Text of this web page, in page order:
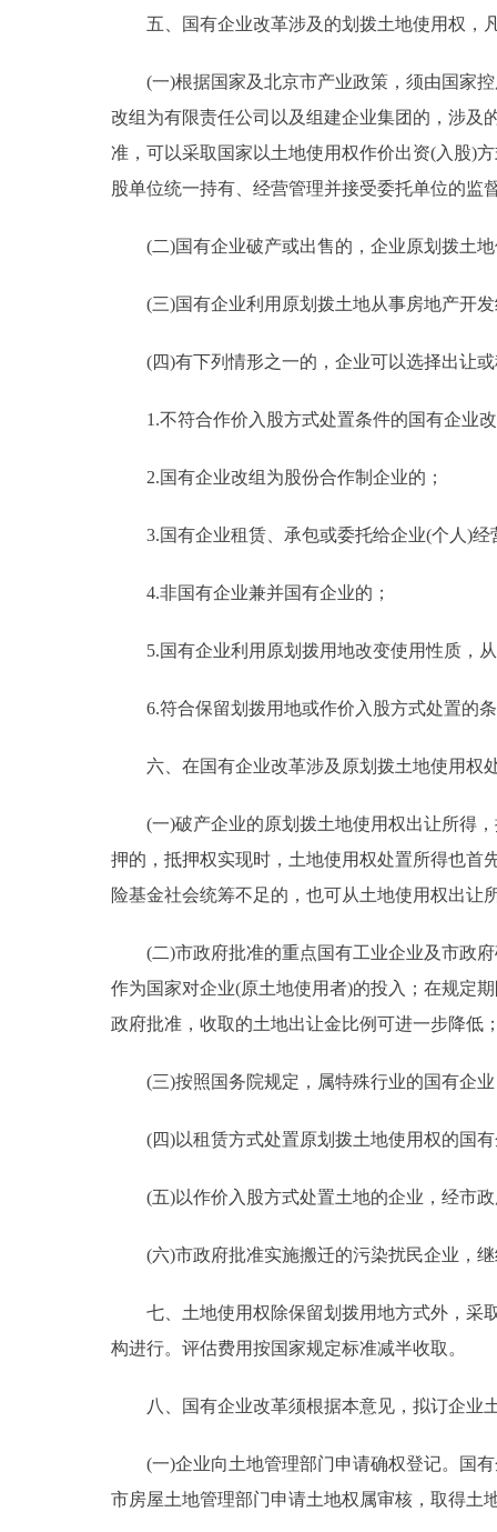
五、国有企业改革涉及的划拨土地使用权，
(一)根据国家及北京市产业政策，须由国家控
改组为有限责任公司以及组建企业集团的，涉及
准，可以采取国家以土地使用权作价出资(入股)
股单位统一持有、经营管理并接受委托单位的监
(二)国有企业破产或出售的，企业原划拨土地
(三)国有企业利用原划拨土地从事房地产开发
(四)有下列情形之一的，企业可以选择出让或
1.不符合作价入股方式处置条件的国有企业改
2.国有企业改组为股份合作制企业的；
3.国有企业租赁、承包或委托给企业(个人)经
4.非国有企业兼并国有企业的；
5.国有企业利用原划拨用地改变使用性质，从
6.符合保留划拨用地或作价入股方式处置的条
六、在国有企业改革涉及原划拨土地使用权
(一)破产企业的原划拨土地使用权出让所得，
押的，抵押权实现时，土地使用权处置所得也首
险基金社会统筹不足的，也可从土地使用权出让
(二)市政府批准的重点国有工业企业及市政府
作为国家对企业(原土地使用者)的投入；在规定
政府批准，收取的土地出让金比例可进一步降低
(三)按照国务院规定，属特殊行业的国有企业
(四)以租赁方式处置原划拨土地使用权的国有
(五)以作价入股方式处置土地的企业，经市政
(六)市政府批准实施搬迁的污染扰民企业，继
七、土地使用权除保留划拨用地方式外，采取
构进行。评估费用按国家规定标准减半收取。
八、国有企业改革须根据本意见，拟订企业土
(一)企业向土地管理部门申请确权登记。国有
市房屋土地管理部门申请土地权属审核，取得土